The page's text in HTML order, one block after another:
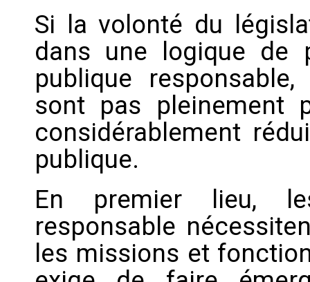
Si la volonté du
dans une logique de
publique
sont pas pleinement
considérablement
publique.
En premier lieu,
responsable
les missions et